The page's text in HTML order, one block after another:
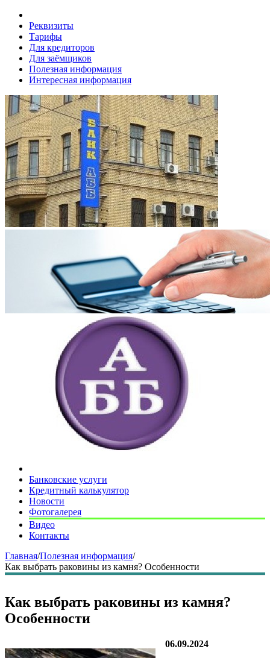
Реквизиты
Тарифы
Для кредиторов
Для заёмщиков
Полезная информация
Интересная информация
Банковские услуги
Кредитный калькулятор
Новости
Фотогалерея
Видео
Контакты
Главная/Полезная информация/
Как выбрать раковины из камня? Особенности
Как выбрать раковины из камня?
Особенности
06.09.2024